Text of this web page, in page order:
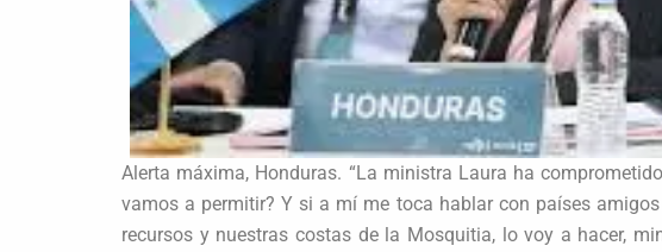
Alerta máxima, Honduras. “La ministra Laura ha
vamos a permitir? Y si a mí me toca hablar con países
recursos y nuestras costas de la Mosquitia, lo voy a hacer,